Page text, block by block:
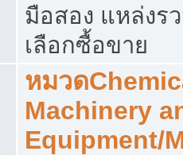
มือสอง แหล่งร
เลือกซื้อขาย
หมวด
Machinery
Equipment/